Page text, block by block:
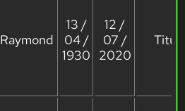
Raymond
13 /
04 /
1930
12 /
07 /
2020